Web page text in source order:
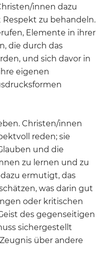
innen dazu
zu behandeln.
Elemente in ihrer
die durch das
und sich davor in
eigenen
Christen/innen
reden; sie
und die
zu lernen und zu
ermutigt, das
was darin gut
oder kritischen
des gegenseitigen
sichergestellt
über andere